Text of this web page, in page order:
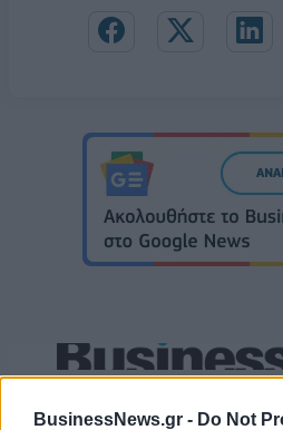
BusinessNews.gr - Do Not